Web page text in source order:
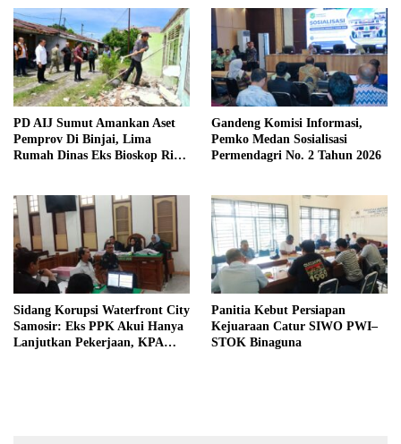
PD AIJ Sumut Amankan Aset
Pemprov Di Binjai, Lima
Rumah Dinas Eks Bioskop Ria
Gandeng Komisi Informasi,
Pemko Medan Sosialisasi
Permendagri No. 2 Tahun 2026
Sidang Korupsi Waterfront City
Samosir: Eks PPK Akui Hanya
Lanjutkan Pekerjaan, KPA
Panitia Kebut Persiapan
Kejuaraan Catur SIWO PWI–
STOK Binaguna